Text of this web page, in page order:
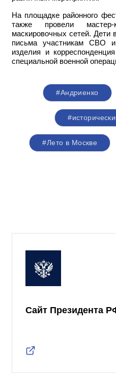
На площадке районного
также провели
маскировочных сетей. Дети
письма участникам СВО
изделия и
специальной военной
#Андриенко
#Лето в Москве
Сайт Президента